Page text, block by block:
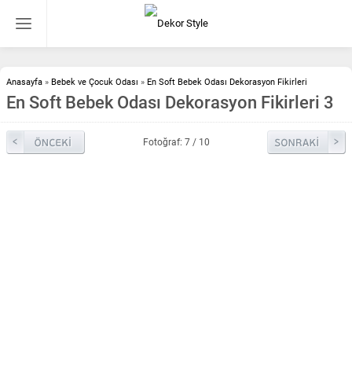
Anasayfa » Bebek ve Çocuk Odası » En Soft Bebek Odası Dekorasyon Fikirleri
En Soft Bebek Odası Dekorasyon Fikirleri 3
Fotoğraf: 7 / 10